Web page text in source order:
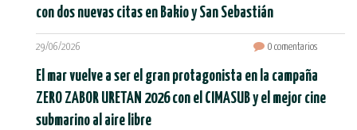
con dos nuevas citas en Bakio y San Sebastián
29/06/2026 0 comentarios
El mar vuelve a ser el gran protagonista en la campaña
ZERO ZABOR URETAN 2026 con el CIMASUB y el mejor cine
submarino al aire libre